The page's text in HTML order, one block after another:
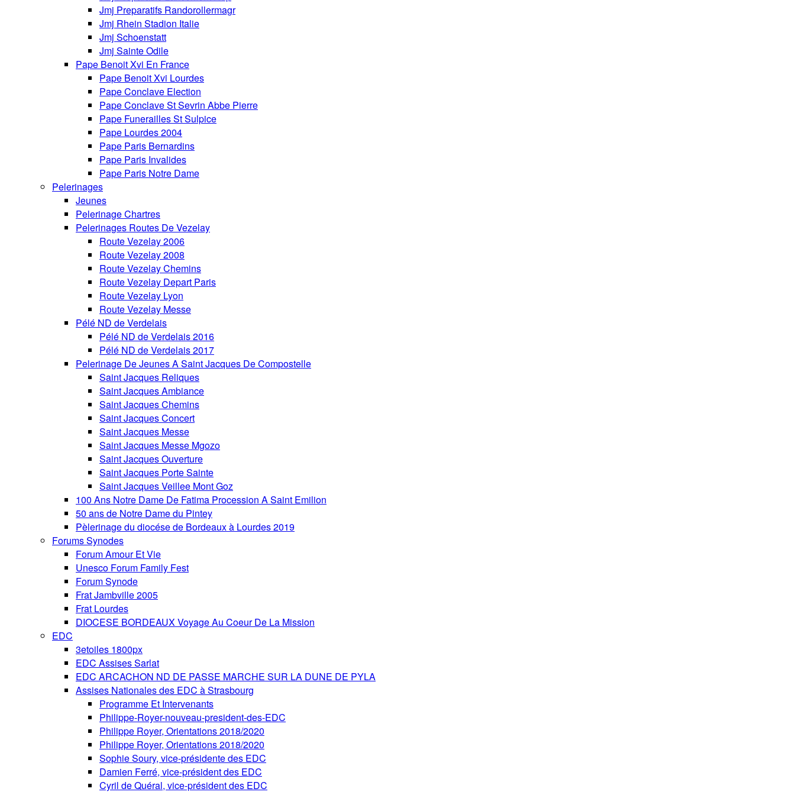
Jmj Preparatifs Randorollermagr
Jmj Rhein Stadion Italie
Jmj Schoenstatt
Jmj Sainte Odile
Pape Benoit Xvi En France
Pape Benoit Xvi Lourdes
Pape Conclave Election
Pape Conclave St Sevrin Abbe Pierre
Pape Funerailles St Sulpice
Pape Lourdes 2004
Pape Paris Bernardins
Pape Paris Invalides
Pape Paris Notre Dame
Pelerinages
Jeunes
Pelerinage Chartres
Pelerinages Routes De Vezelay
Route Vezelay 2006
Route Vezelay 2008
Route Vezelay Chemins
Route Vezelay Depart Paris
Route Vezelay Lyon
Route Vezelay Messe
Pélé ND de Verdelais
Pélé ND de Verdelais 2016
Pélé ND de Verdelais 2017
Pelerinage De Jeunes A Saint Jacques De Compostelle
Saint Jacques Reliques
Saint Jacques Ambiance
Saint Jacques Chemins
Saint Jacques Concert
Saint Jacques Messe
Saint Jacques Messe Mgozo
Saint Jacques Ouverture
Saint Jacques Porte Sainte
Saint Jacques Veillee Mont Goz
100 Ans Notre Dame De Fatima Procession A Saint Emilion
50 ans de Notre Dame du Pintey
Pèlerinage du diocése de Bordeaux à Lourdes 2019
Forums Synodes
Forum Amour Et Vie
Unesco Forum Family Fest
Forum Synode
Frat Jambville 2005
Frat Lourdes
DIOCESE BORDEAUX Voyage Au Coeur De La Mission
EDC
3etoiles 1800px
EDC Assises Sarlat
EDC ARCACHON ND DE PASSE MARCHE SUR LA DUNE DE PYLA
Assises Nationales des EDC à Strasbourg
Programme Et Intervenants
Philippe-Royer-nouveau-president-des-EDC
Philippe Royer, Orientations 2018/2020
Philippe Royer, Orientations 2018/2020
Sophie Soury, vice-présidente des EDC
Damien Ferré, vice-président des EDC
Cyril de Quéral, vice-président des EDC